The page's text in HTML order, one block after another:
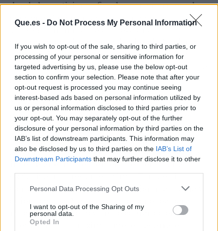
Que.es - Do Not Process My Personal Information
If you wish to opt-out of the sale, sharing to third parties, or
processing of your personal or sensitive information for
targeted advertising by us, please use the below opt-out
section to confirm your selection. Please note that after your
opt-out request is processed you may continue seeing
interest-based ads based on personal information utilized by
us or personal information disclosed to third parties prior to
your opt-out. You may separately opt-out of the further
disclosure of your personal information by third parties on the
IAB’s list of downstream participants. This information may
also be disclosed by us to third parties on the IAB’s List of
Downstream Participants that may further disclose it to other
Personal Data Processing Opt Outs
I want to opt-out of the Sharing of my
personal data.
Opted In
donde las peticiones fiscales son enormes y las
condenas finales mucho más modestas. Elcaso
Villarejo
, sin ir más lejos, lleva años
desgranando piezas en la Audiencia Nacional
con peticiones que rebasaban las décadas y
sentencias que se quedaban muy por debajo. La
justicia, en estos asuntos,, suele ajustar la dosis.
Mi lectura: el número de 447 años funciona
como mensaje político y mediático más que
como horizonte real. Lo importante va a ser qué
hechos se prueban, cuántas víctimas se
acreditan y, sobre todo, si esto abre la puerta a
investigar el modelo entero del 'tengo una
exclusiva, no preguntes cómo'. Porque si
González cae, la pregunta es quién más sabía y
muchagenteque hoy sigue cobrando en
televisión. Los próximos meses, agárrate.